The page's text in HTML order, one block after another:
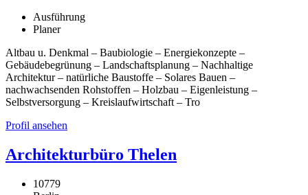
Ausführung
Planer
Altbau u. Denkmal – Baubiologie – Energiekonzepte –
Gebäudebegrünung – Landschaftsplanung – Nachhaltige
Architektur – natürliche Baustoffe – Solares Bauen –
nachwachsenden Rohstoffen – Holzbau – Eigenleistung –
Selbstversorgung – Kreislaufwirtschaft – Tro
Profil ansehen
Architekturbüro Thelen
10779